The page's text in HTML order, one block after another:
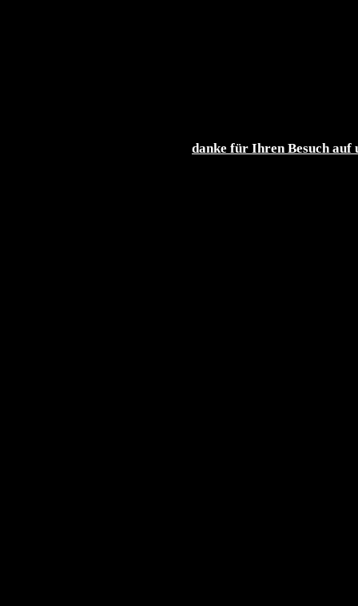
danke für Ihren Besuch auf